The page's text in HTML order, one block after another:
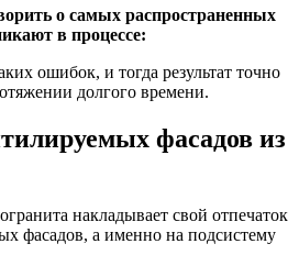
о самых распространенных
в процессе:
ошибок, и тогда результат точно
долгого времени.
фасадов из
накладывает свой отпечаток
фасадов, а именно на подсистему